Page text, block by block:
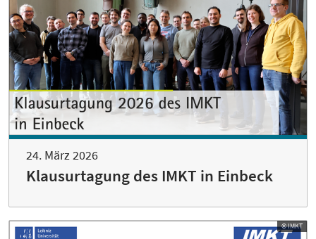
24. März 2026
Klausurtagung des IMKT in Einbeck
© IMKT